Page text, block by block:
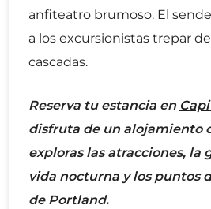
anfiteatro brumoso. El
a los excursionistas trepar
cascadas.
Reserva tu estancia en
disfruta de un alojamiento
exploras las atracciones, la
vida nocturna y los puntos
de Portland.